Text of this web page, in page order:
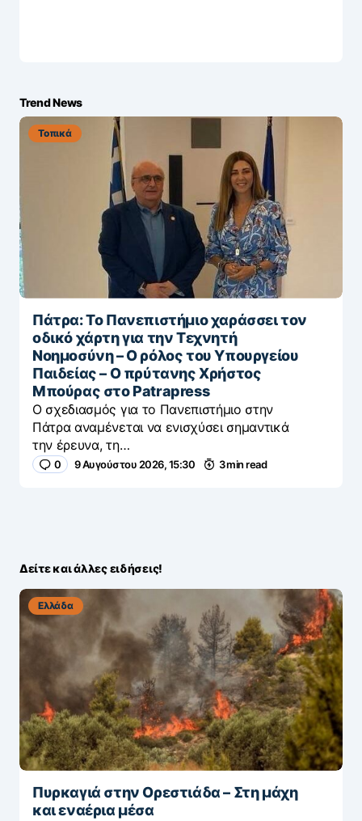
Trend News
Τοπικά
Πάτρα: Το Πανεπιστήμιο χαράσσει τον
οδικό χάρτη για την Τεχνητή
Νοημοσύνη – Ο ρόλος του Υπουργείου
Παιδείας – Ο πρύτανης Χρήστος
Μπούρας στο Patrapress
Ο σχεδιασμός για το Πανεπιστήμιο στην
Πάτρα αναμένεται να ενισχύσει σημαντικά
την έρευνα, τη…
0 9 Αυγούστου 2026, 15:30 3 min read
Δείτε και άλλες ειδήσεις!
Ελλάδα
Πυρκαγιά στην Ορεστιάδα – Στη μάχη
και εναέρια μέσα